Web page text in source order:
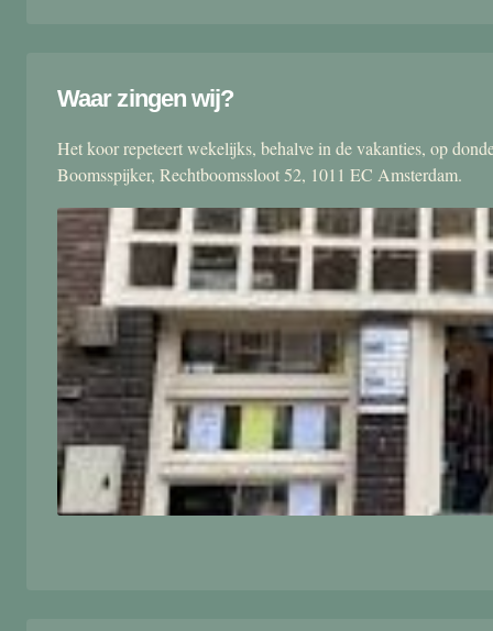
Waar zingen wij?
Het koor repeteert wekelijks, behalve in de vakanties, op
Boomsspijker, Rechtboomssloot 52, 1011 EC Amsterdam.